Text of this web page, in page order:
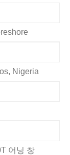
Nigeria
어닝 창